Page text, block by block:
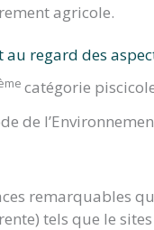
agricole.
regard des
catégorie
de
remarquables
tels que le